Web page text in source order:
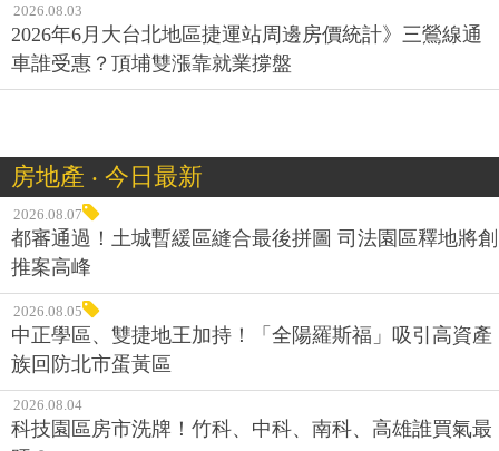
2026.08.03
2026年6月大台北地區捷運站周邊房價統計》三鶯線通
車誰受惠？頂埔雙漲靠就業撐盤
房地產 ‧ 今日最新
2026.08.07
都審通過！土城暫緩區縫合最後拼圖 司法園區釋地將創
推案高峰
2026.08.05
中正學區、雙捷地王加持！「全陽羅斯福」吸引高資產
族回防北市蛋黃區
2026.08.04
科技園區房市洗牌！竹科、中科、南科、高雄誰買氣最